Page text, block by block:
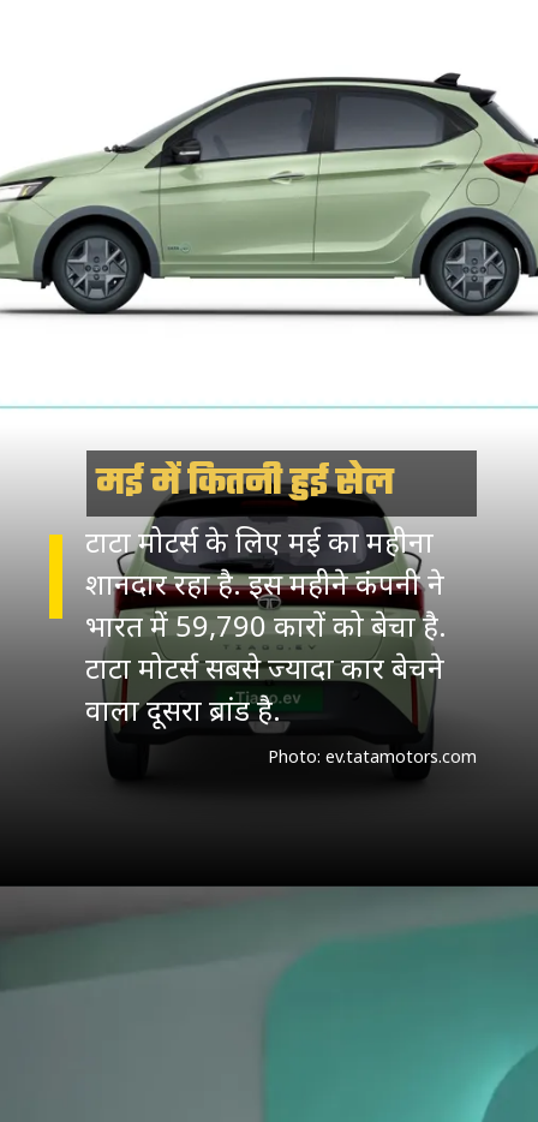
मई में कितनी हुई सेल
टाटा मोटर्स के लिए मई का महीना
शानदार रहा है. इस महीने कंपनी ने
भारत में 59,790 कारों को बेचा है.
टाटा मोटर्स सबसे ज्यादा कार बेचने
वाला दूसरा ब्रांड है.
Photo: ev.tatamotors.com